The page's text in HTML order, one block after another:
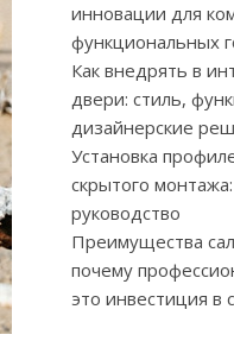
инновации для
функциональных
Как внедрять в
двери: стиль,
дизайнерские
Установка
скрытого
руководство
Преимущества
почему
это инвестиция в